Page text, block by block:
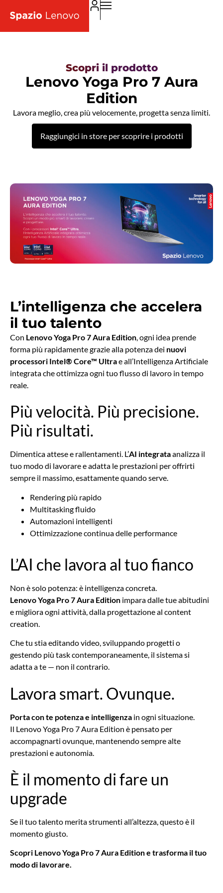
Scopri il prodotto
Lenovo Yoga Pro 7 Aura
Edition
Lavora meglio, crea più velocemente, progetta senza limiti.
Raggiungici in store per scoprire i prodotti
L’intelligenza che accelera
il tuo talento
Con Lenovo Yoga Pro 7 Aura Edition, ogni idea prende
forma più rapidamente grazie alla potenza dei nuovi
processori Intel® Core™ Ultrae all’Intelligenza Artificiale
integrata che ottimizza ogni tuo flusso di lavoro in tempo
reale.
Più velocità. Più precisione.
Più risultati.
Dimentica attese e rallentamenti. L’AI integrataanalizza il
tuo modo di lavorare e adatta le prestazioni per offrirti
sempre il massimo, esattamente quando serve.
Rendering più rapido
Multitasking fluido
Automazioni intelligenti
Ottimizzazione continua delle performance
L’AI che lavora al tuo fianco
Non è solo potenza: è intelligenza concreta.
Lenovo Yoga Pro 7 Aura Edition impara dalle tue abitudini
e migliora ogni attività, dalla progettazione al content
creation.
Che tu stia editando video, sviluppando progetti o
gestendo più task contemporaneamente, il sistema si
adatta a te — non il contrario.
Lavora smart. Ovunque.
Porta con te potenza e intelligenza in ogni situazione.
Il Lenovo Yoga Pro 7 Aura Edition è pensato per
accompagnarti ovunque, mantenendo sempre alte
prestazioni e autonomia.
È il momento di fare un
upgrade
Se il tuo talento merita strumenti all’altezza, questo è il
momento giusto.
Scopri Lenovo Yoga Pro 7 Aura Edition e trasforma il tuo
modo di lavorare.